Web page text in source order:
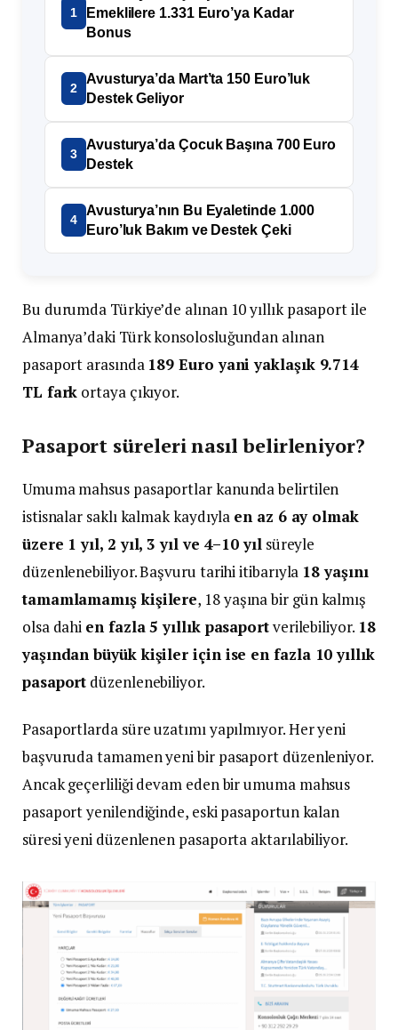
1
Emeklilere 1.331 Euro’ya Kadar
Bonus
2
Avusturya’da Mart’ta 150 Euro’luk
Destek Geliyor
3
Avusturya’da Çocuk Başına 700 Euro
Destek
4
Avusturya’nın Bu Eyaletinde 1.000
Euro’luk Bakım ve Destek Çeki
Bu durumda Türkiye’de alınan 10 yıllık pasaport ile
Almanya’daki Türk konsolosluğundan alınan
pasaport arasında 189 Euro yani yaklaşık 9.714
TL fark ortaya çıkıyor.
Pasaport süreleri nasıl belirleniyor?
Umuma mahsus pasaportlar kanunda belirtilen
istisnalar saklı kalmak kaydıyla en az 6 ay olmak
üzere 1 yıl, 2 yıl, 3 yıl ve 4–10 yılsüreyle
düzenlenebiliyor. Başvuru tarihi itibarıyla 18 yaşını
tamamlamamış kişilere, 18 yaşına bir gün kalmış
olsa dahi en fazla 5 yıllık pasaportverilebiliyor. 18
yaşından büyük kişiler için ise en fazla 10 yıllık
pasaport düzenlenebiliyor.
Pasaportlarda süre uzatımı yapılmıyor. Her yeni
başvuruda tamamen yeni bir pasaport düzenleniyor.
Ancak geçerliliği devam eden bir umuma mahsus
pasaport yenilendiğinde, eski pasaportun kalan
süresi yeni düzenlenen pasaporta aktarılabiliyor.